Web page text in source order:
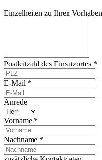
Einzelheiten zu Ihren Vorhaben
Postleitzahl des Einsatzortes *
E-Mail *
Anrede
Vorname *
Nachname *